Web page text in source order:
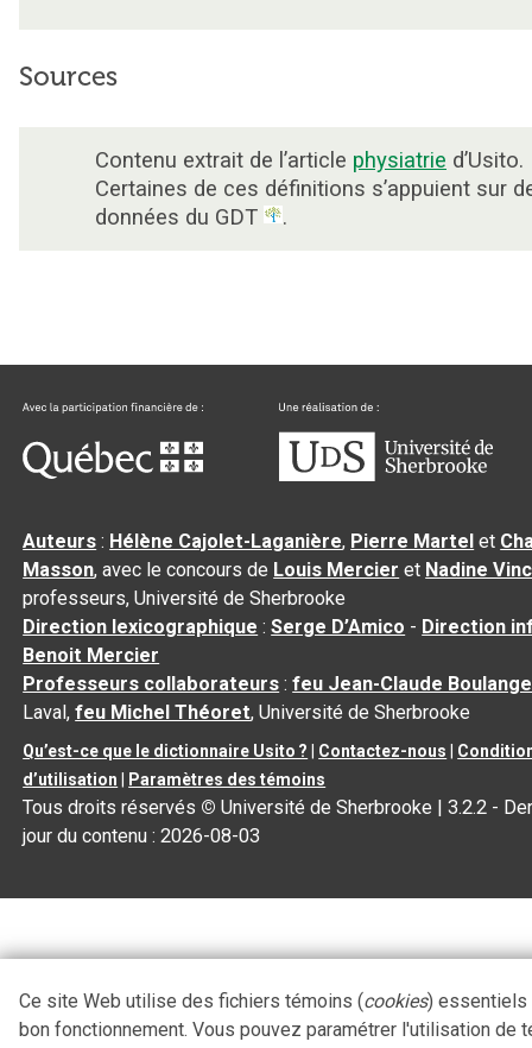
Sources
Contenu extrait de l’article physiatrie d’Usito.
Certaines de ces définitions s’appuient sur
données du GDT
.
Auteurs : Hélène Cajolet-Laganière, Pierre Martel et
Masson, avec le concours de Louis Mercier et Nadine
professeurs, Université de Sherbrooke
Direction lexicographique :Serge D’Amico - Direction
Benoit Mercier
Professeurs collaborateurs :feu Jean-Claude
Laval,feu Michel Théoret, Université de Sherbrooke
Qu’est-ce que le dictionnaire Usito ? Contactez-nous
d’utilisation
Paramètres des témoins
Tous droits réservés © Université de Sherbrooke |3.2.2 -
jour du contenu :2026-08-03
Ce site Web utilise des fichiers témoins (cookies) essentiels
bon fonctionnement. Vous pouvez paramétrer l'utilisation de